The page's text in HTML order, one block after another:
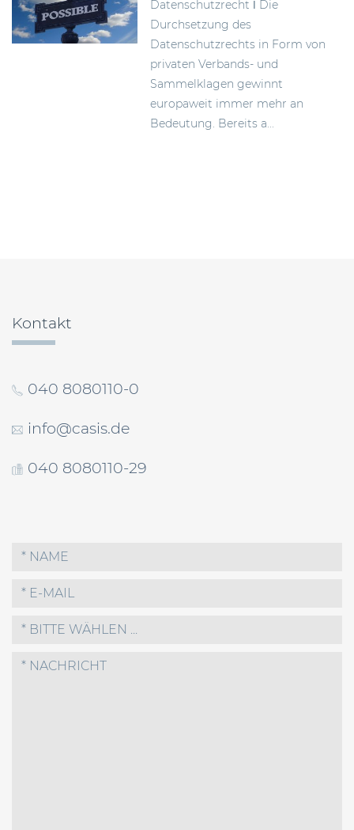
Datenschutzrecht ǀ Die
Durchsetzung des
Datenschutzrechts in Form von
privaten Verbands- und
Sammelklagen gewinnt
europaweit immer mehr an
Bedeutung. Bereits a...
Kontakt
040 8080110-0
info@casis.de
040 8080110-29
* BITTE WÄHLEN ...